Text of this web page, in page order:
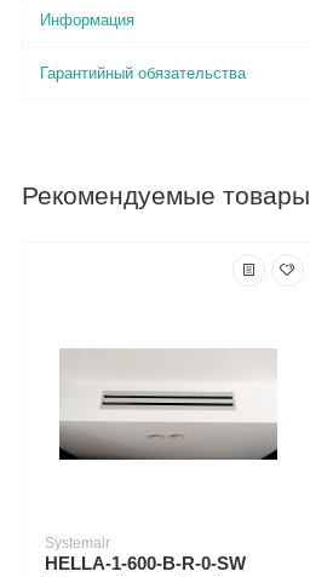
Информация
Гарантийный обязательства
Рекомендуемые товары
Systemair
HELLA-1-600-B-R-0-SW